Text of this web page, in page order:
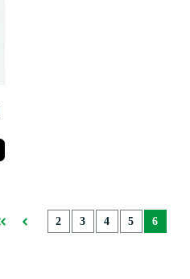
2 3 4 5 6